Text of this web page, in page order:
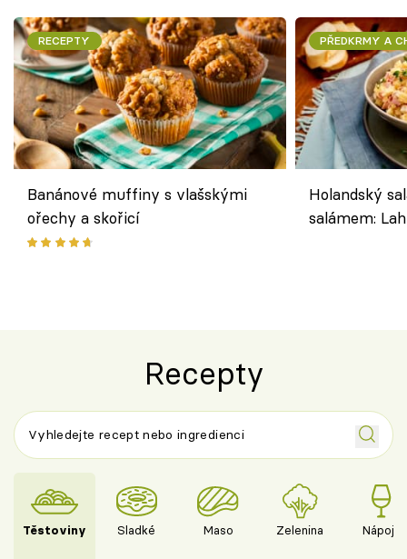
RECEPTY
Banánové muffiny s vlašskými
ořechy a skořicí
PŘEDKRMY A
Holandský
salámem:
Recepty
Těstoviny Sladké Maso Zelenina Nápoje